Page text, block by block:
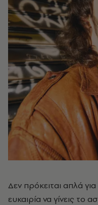
Δεν πρόκειται απλά
ευκαιρία να γίνεις το